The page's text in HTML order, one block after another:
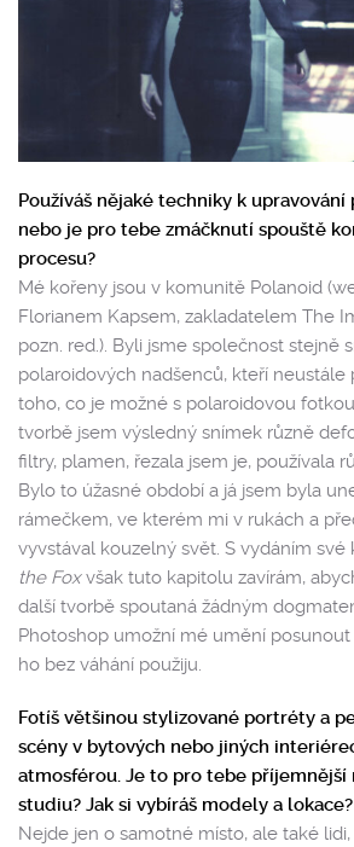
Používáš nějaké techniky k
nebo je pro tebe zmáčknutí spouště
procesu?
Mé kořeny jsou v komunitě Polanoid
Florianem Kapsem, zakladatelem The
pozn. red.). Byli jsme společnost stejně
polaroidových nadšenců, kteří neustále
toho, co je možné s polaroidovou
tvorbě jsem výsledný snímek různě
filtry, plamen, řezala jsem je, používala
Bylo to úžasné období a já jsem byla
rámečkem, ve kterém mi v rukách a
vyvstával kouzelný svět. S vydáním své
the Foxvšak tuto kapitolu zavírám,
další tvorbě spoutaná žádným
Photoshop umožní mé umění
ho bez váhání použiju.
Fotíš většinou stylizované portréty a
scény v bytových nebo jiných
atmosférou. Je to pro tebe příjemnější
studiu? Jak si vybíráš modely a lokace?
Nejde jen o samotné místo, ale také